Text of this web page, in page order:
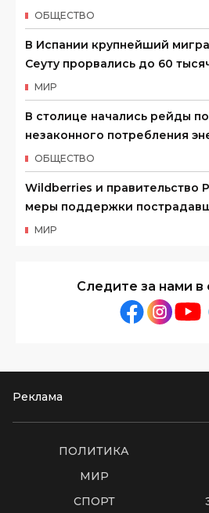
ОБЩЕСТВО
В Испании крупнейший
Сеуту прорвались до 60
МИР
В столице начались рейды
незаконного потребления
ОБЩЕСТВО
Wildberries и правительство
меры поддержки
МИР
Следите за нами в
Реклама
ПОЛИТИКА
МИР
СПОРТ